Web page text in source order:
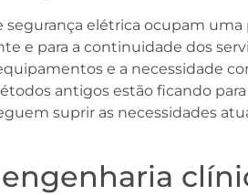
elétrica ocupam uma
e para a continuidade dos
e a necessidade
antigos estão ficando para
suprir as necessidades